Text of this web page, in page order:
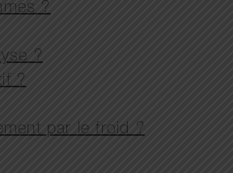
?
?
?
par le froid ?